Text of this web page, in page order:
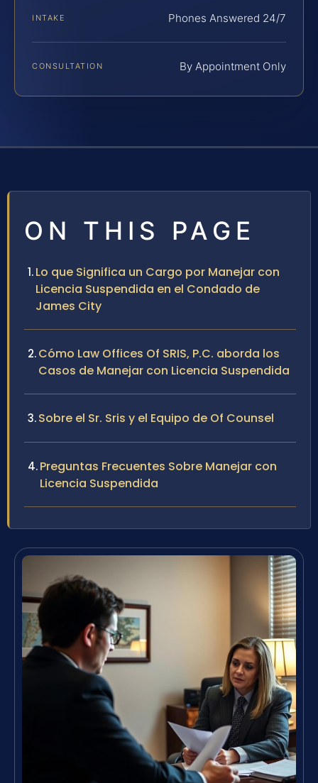
INTAKE Phones Answered 24/7
CONSULTATION By Appointment Only
ON THIS PAGE
Lo que Significa un Cargo por Manejar con
Licencia Suspendida en el Condado de
James City
Cómo Law Offices Of SRIS, P.C. aborda los
Casos de Manejar con Licencia Suspendida
Sobre el Sr. Sris y el Equipo de Of Counsel
Preguntas Frecuentes Sobre Manejar con
Licencia Suspendida